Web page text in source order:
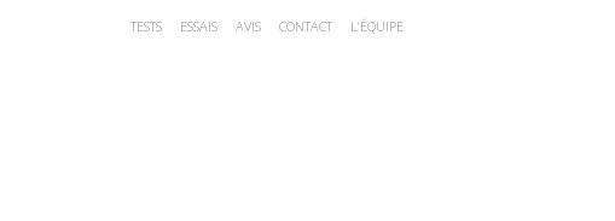
TESTS ESSAIS AVIS CONTACT L’ÉQUIPE